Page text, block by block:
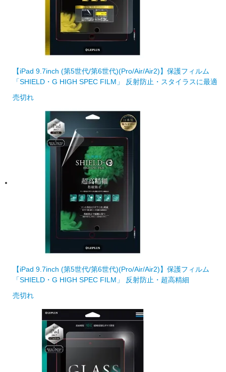
【iPad 9.7inch (第5世代/第6世代)(Pro/Air/Air2)】保護フィルム
「SHIELD・G HIGH SPEC FILM」 反射防止・スタイラスに最適
売切れ
【iPad 9.7inch (第5世代/第6世代)(Pro/Air/Air2)】保護フィルム
「SHIELD・G HIGH SPEC FILM」 反射防止・超高精細
売切れ